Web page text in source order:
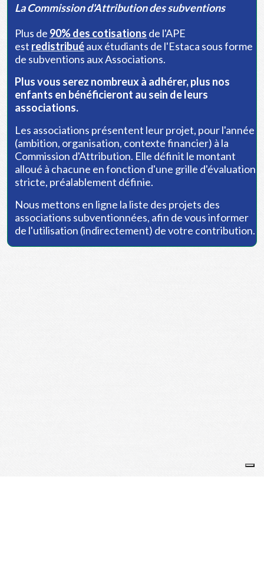
La Commission d'Attribution des subventions
Plus de 90% des cotisations de l'APE
est redistribuéaux étudiants de l'Estaca sous forme
de subventions aux Associations.
Plus vous serez nombreux à adhérer, plus nos
enfants en bénéficieront au sein de leurs
associations.
Les associations présentent leur projet, pour l'année
(ambition, organisation, contexte financier) à la
Commission d'Attribution. Elle définit le montant
alloué à chacune en fonction d'une grille d'évaluation
stricte, préalablement définie.
Nous mettons en ligne la liste des projets des
associations subventionnées, afin de vous informer
de l'utilisation (indirectement) de votre contribution.